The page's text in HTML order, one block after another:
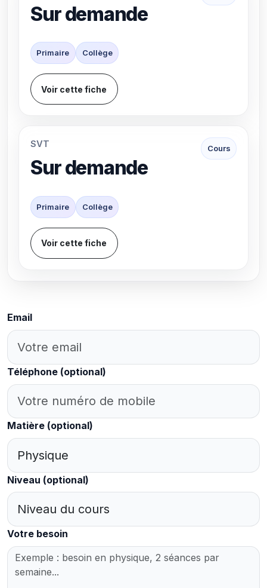
Sur demande
Primaire Collège
Voir cette fiche
SVT
Sur demande
Cours
Primaire Collège
Voir cette fiche
Email
Téléphone (optional)
Matière (optional)
Niveau (optional)
Votre besoin